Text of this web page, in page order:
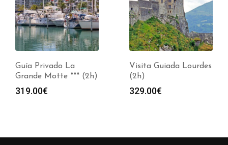
Guía Privado La
Grande Motte *** (2h)
319.00€
Visita Guiada Lourdes
(2h)
329.00€